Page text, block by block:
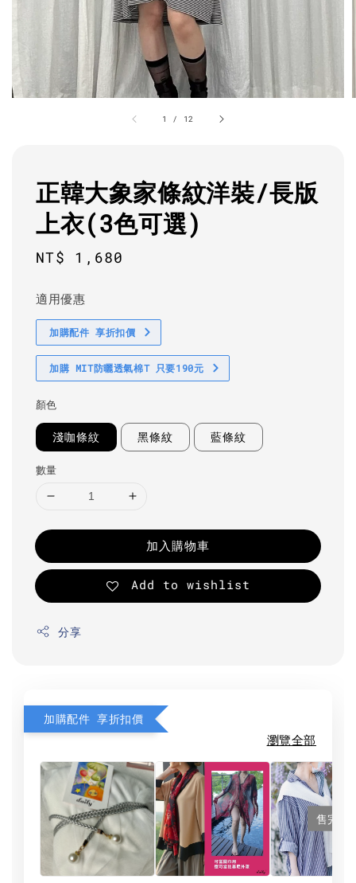
1 / 12
正韓大象家條紋洋裝/長版
上衣(3色可選)
Regular
NT$ 1,680
適用優惠
加購配件 享折扣價
加購 MIT防曬透氣棉T 只要190元
顏色
淺咖條紋 黑條紋 藍條紋
數量
加入購物車
Add to wishlist
分享
加購配件 享折扣價
瀏覽全部
售完